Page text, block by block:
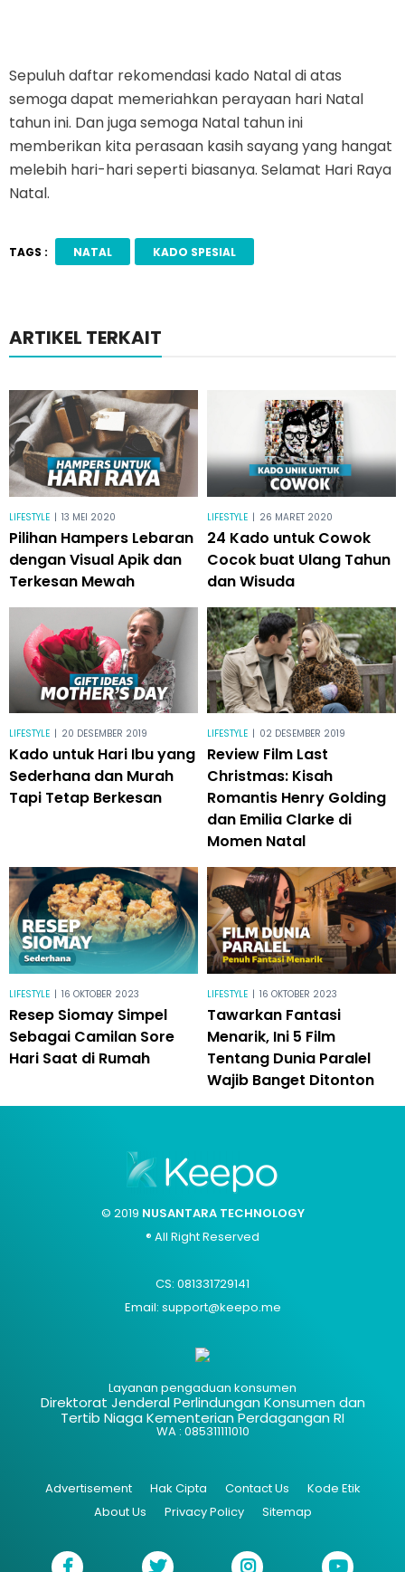
Sepuluh daftar rekomendasi kado Natal di atas
semoga dapat memeriahkan perayaan hari Natal
tahun ini. Dan juga semoga Natal tahun ini
memberikan kita perasaan kasih sayang yang hangat
melebih hari-hari seperti biasanya. Selamat Hari Raya
Natal.
TAGS : NATAL KADO SPESIAL
ARTIKEL TERKAIT
LIFESTYLE | 13 MEI 2020
Pilihan Hampers Lebaran
dengan Visual Apik dan
Terkesan Mewah
LIFESTYLE | 26 MARET 2020
24 Kado untuk Cowok
Cocok buat Ulang Tahun
dan Wisuda
LIFESTYLE | 20 DESEMBER 2019
Kado untuk Hari Ibu yang
Sederhana dan Murah
Tapi Tetap Berkesan
LIFESTYLE | 02 DESEMBER 2019
Review Film Last
Christmas: Kisah
Romantis Henry Golding
dan Emilia Clarke di
Momen Natal
LIFESTYLE | 16 OKTOBER 2023
Resep Siomay Simpel
Sebagai Camilan Sore
Hari Saat di Rumah
LIFESTYLE | 16 OKTOBER 2023
Tawarkan Fantasi
Menarik, Ini 5 Film
Tentang Dunia Paralel
Wajib Banget Ditonton
© 2019 NUSANTARA TECHNOLOGY
® All Right Reserved
CS: 081331729141
Email: support@keepo.me
Layanan pengaduan konsumen
Direktorat Jenderal Perlindungan Konsumen dan
Tertib Niaga Kementerian Perdagangan RI
WA : 085311111010
Advertisement Hak Cipta Contact Us
Kode Etik
About Us
Privacy Policy Sitemap